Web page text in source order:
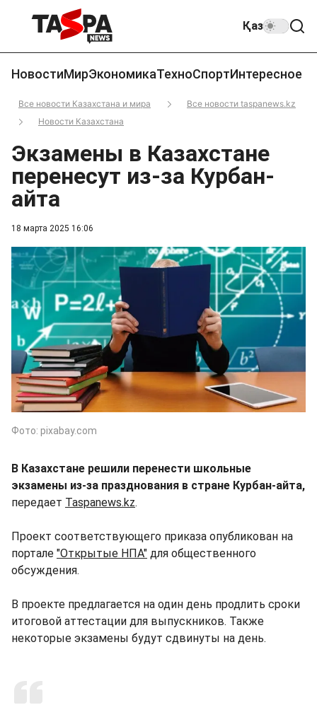
Қаз
НовостиМирЭкономикаТехноСпортИнтересное
Все новости Казахстана и мира
Все новости taspanews.kz
Новости Казахстана
18 марта 2025 16:06
Экзамены в Казахстане
перенесут из-за Курбан-
айта
Фото: pixabay.com
В Казахстане решили перенести школьные
экзамены из-за празднования в стране Курбан-айта,
передает Taspanews.kz.
Проект соответствующего приказа опубликован на
портале "Открытые НПА" для общественного
обсуждения.
В проекте предлагается на один день продлить сроки
итоговой аттестации для выпускников. Также
некоторые экзамены будут сдвинуты на день.